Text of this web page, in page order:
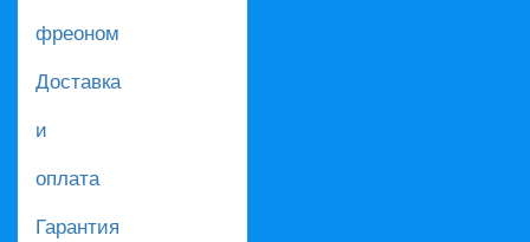
фреоном
Доставка
и
оплата
Гарантия